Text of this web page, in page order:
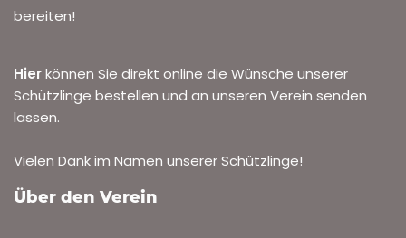
Arbosch
VONROLF HENN 17. JULI 2024